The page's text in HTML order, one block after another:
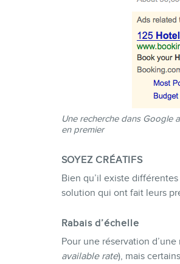
Une recherche dans Google
en premier
SOYEZ CRÉATIFS
Bien qu’il existe
solution qui ont fait leurs
Rabais d’échelle
Pour une réservation
available rate), mais